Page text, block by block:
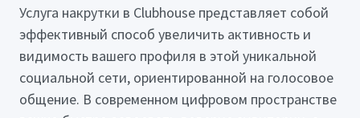
Услуга накрутки в Clubhouse представляет собой
эффективный способ увеличить активность и
видимость вашего профиля в этой уникальной
социальной сети, ориентированной на голосовое
общение. В современном цифровом пространстве